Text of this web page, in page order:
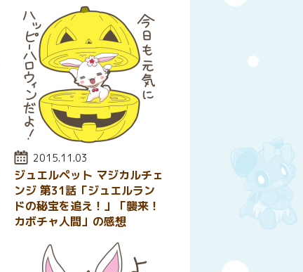
投稿日:
2015.11.03
ジュエルペット マジカルチェ
ンジ 第31話「ジュエルラン
ドの秘宝を追え！」「襲来！
カボチャ人間」の感想